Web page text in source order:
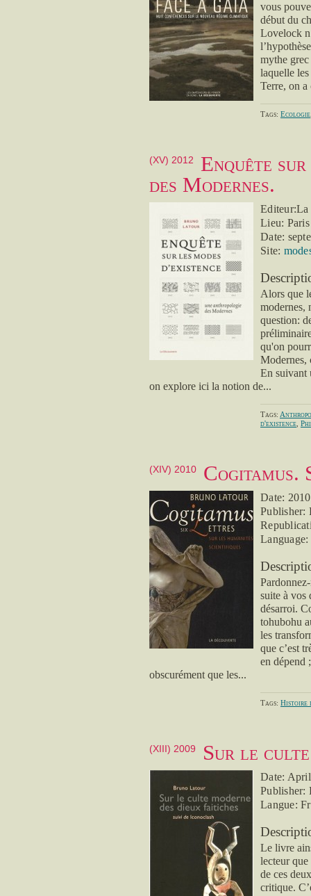
vous
début du
Lovelock
mythe
laquelle
Terre, on a
Tags: Ecologie
(XV) 2012
Enquête
des Modernes.
Editeur:La
Lieu: Paris
Date:
Site:
Alors que
modernes,
question:
qu'on
Modernes,
En suivant
on explore ici la notion de...
Tags:
d'existence
(XIV) 2010 Cogitamus.
Date:
Publisher:
suite à vos
désarroi.
tohubohu
les
que c’est
en dépend
obscurément que les...
Tags: Histoire
(XIII) 2009 Sur le culte
Date:
Publisher:
Langue:
Le livre
lecteur
de ces
critique.